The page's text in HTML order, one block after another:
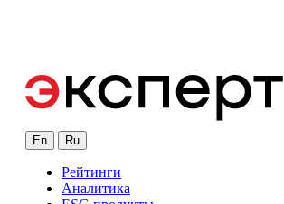
En Ru
Рейтинги
Аналитика